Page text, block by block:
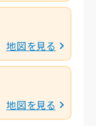
地図を見る
地図を見る